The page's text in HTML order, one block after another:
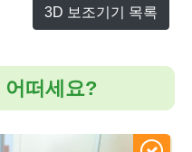
3D 보조기기 목록
어떠세요?